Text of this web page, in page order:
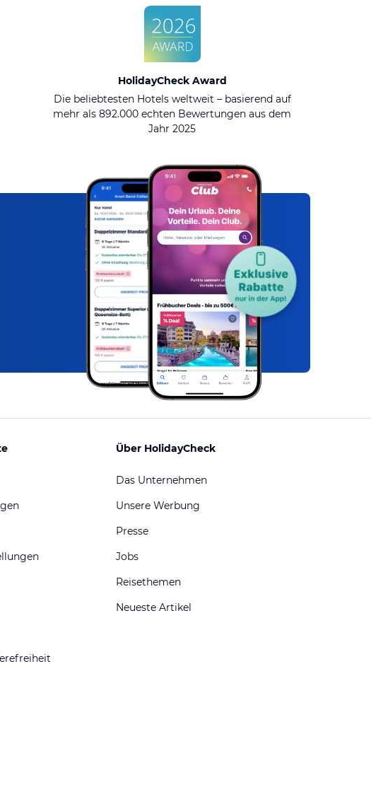
HolidayCheck Award
Die beliebtesten Hotels weltweit – basierend auf
mehr als 892.000 echten Bewertungen aus dem
Jahr 2025
Über HolidayCheck
Das Unternehmen
Unsere Werbung
Presse
Jobs
Reisethemen
Neueste Artikel